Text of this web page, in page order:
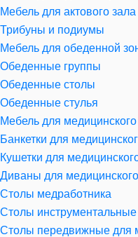
Мебель для актового зала
Трибуны и подиумы
Мебель для обеденной
Обеденные группы
Обеденные столы
Обеденные стулья
Мебель для медицинского
Банкетки для
Кушетки для
Диваны для
Столы медработника
Столы инструментальные
Столы передвижные для